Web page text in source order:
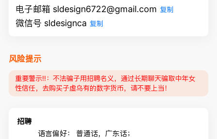
电子邮箱 sldesign6722@gmail.com 复制
微信号 sldesignca 复制
风险提示
重要警示‼️：不法骗子用招聘名义，通过长期聊天骗取中年女
性信任，去购买子虚乌有的数字货币，请不要上当！
招聘
语言偏好：
普通话，广东话；